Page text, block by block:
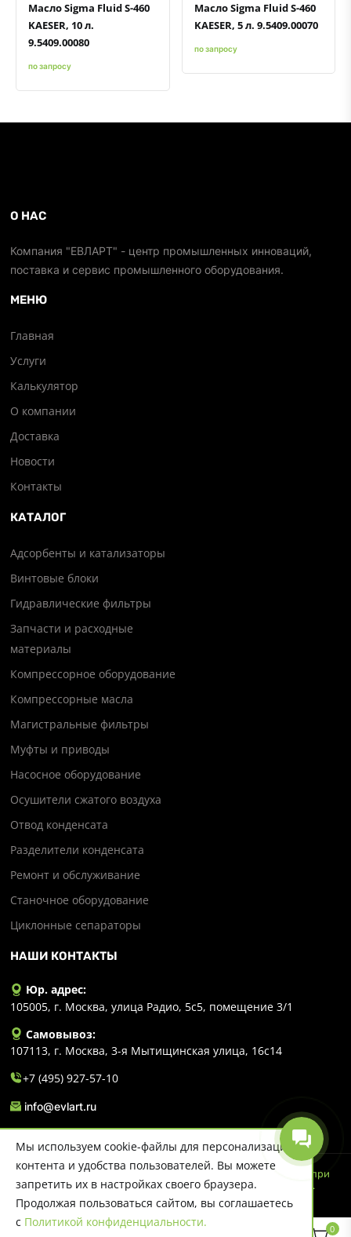
0
Масло Sigma Fluid S-460
KAESER, 10 л.
9.5409.00080
по запросу
Масло Sigma Fluid S-460
KAESER, 5 л. 9.5409.00070
по запросу
О НАС
Компания "ЕВЛАРТ" - центр промышленных инноваций,
поставка и сервис промышленного оборудования.
МЕНЮ
Главная
Услуги
Калькулятор
О компании
Доставка
Новости
Контакты
КАТАЛОГ
Адсорбенты и катализаторы
Винтовые блоки
Гидравлические фильтры
Запчасти и расходные
материалы
Компрессорное оборудование
Компрессорные масла
Магистральные фильтры
Муфты и приводы
Насосное оборудование
Осушители сжатого воздуха
Отвод конденсата
Разделители конденсата
Ремонт и обслуживание
Станочное оборудование
Циклонные сепараторы
НАШИ КОНТАКТЫ
Юр. адрес:
105005, г. Москва, улица Радио, 5с5, помещение 3/1
Самовывоз:
107113, г. Москва, 3-я Мытищинская улица, 16с14
+7 (495) 927-57-10
info@evlart.ru
© 2026 Evlart. Сайт несет информационный характер и ни при
каких обстоятельствах не является публичной офертой.
Политика конфиденциальности
Мы используем cookie-файлы для персонализации
контента и удобства пользователей. Вы можете
запретить их в настройках своего браузера.
Продолжая пользоваться сайтом, вы соглашаетесь
с Политикой конфиденциальности.